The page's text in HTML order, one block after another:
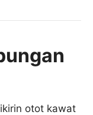
otot kawat